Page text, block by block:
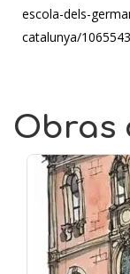
escola-dels-
catalunya/1065543
Obras